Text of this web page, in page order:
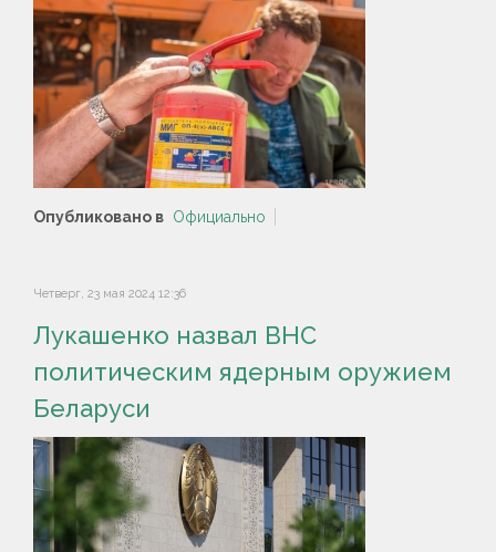
Опубликовано в Официально
Четверг, 23 мая 2024 12:36
Лукашенко назвал ВНС
политическим ядерным оружием
Беларуси